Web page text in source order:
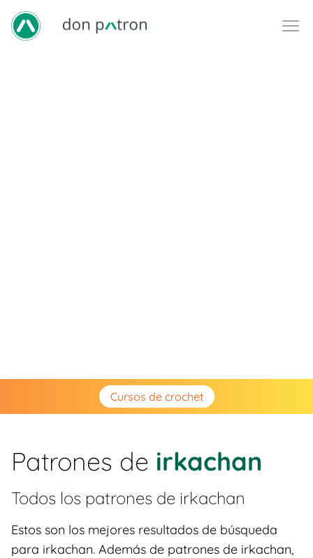
Cursos de crochet
Patrones de irkachan
Todos los patrones de irkachan
Estos son los mejores resultados de búsqueda
para irkachan. Además de patrones de irkachan,